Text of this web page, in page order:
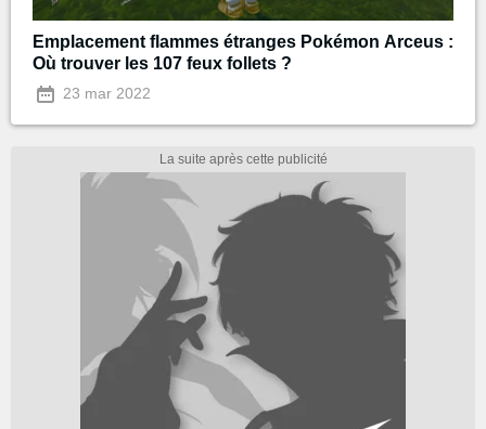
Emplacement flammes étranges Pokémon Arceus :
Où trouver les 107 feux follets ?
23 mar 2022